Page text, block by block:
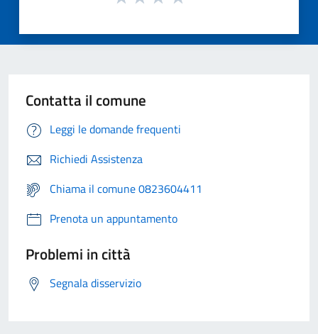
Contatta il comune
Leggi le domande frequenti
Richiedi Assistenza
Chiama il comune 0823604411
Prenota un appuntamento
Problemi in città
Segnala disservizio